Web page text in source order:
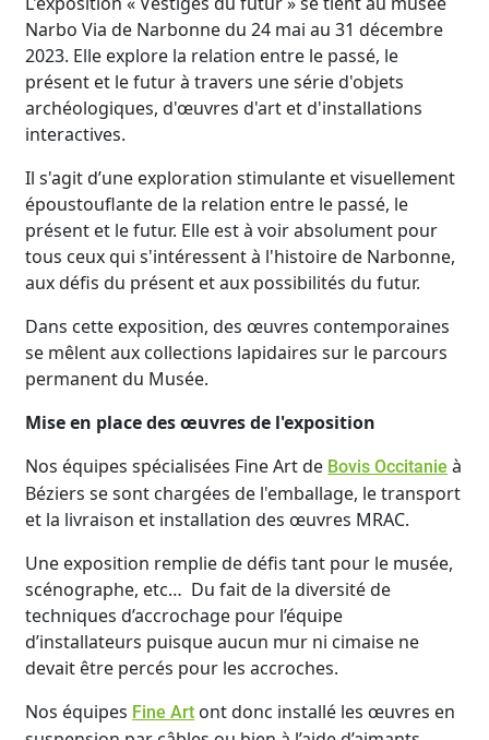
Narbo Via de Narbonne du 24 mai au 31 décembre
2023. Elle explore la relation entre le passé, le
présent et le futur à travers une série d'objets
archéologiques, d'œuvres d'art et d'installations
interactives.
Il s'agit d’une exploration stimulante et visuellement
époustouflante de la relation entre le passé, le
présent et le futur. Elle est à voir absolument pour
tous ceux qui s'intéressent à l'histoire de Narbonne,
aux défis du présent et aux possibilités du futur.
Dans cette exposition, des œuvres contemporaines
se mêlent aux collections lapidaires sur le parcours
permanent du Musée.
Mise en place des œuvres de l'exposition
Nos équipes spécialisées Fine Art de Bovis Occitanie à
Béziers se sont chargées de l'emballage, le transport
et la livraison et installation des œuvres MRAC.
Une exposition remplie de défis tant pour le musée,
scénographe, etc… Du fait de la diversité de
techniques d’accrochage pour l’équipe
d’installateurs puisque aucun mur ni cimaise ne
devait être percés pour les accroches.
Nos équipes Fine Art ont donc installé les œuvres en